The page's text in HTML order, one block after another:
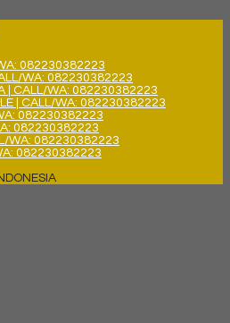
082230382223
WA: 082230382223
| CALL/WA: 082230382223
| CALL/WA: 082230382223
082230382223
082230382223
WA: 082230382223
082230382223